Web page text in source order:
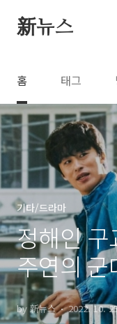
新뉴스
홈 태그
기타/드라마
정해인
주연의 군
by 新뉴스 2022. 10.